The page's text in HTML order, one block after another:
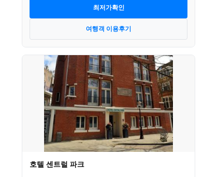
최저가확인
여행객 이용후기
호텔 센트럴 파크